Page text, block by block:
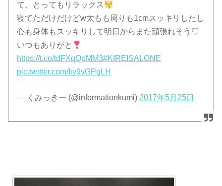
て、とってもリラックス
寝てただけだけどw太もも周りも1cmスッキリしたし
心も身体もスッキリして明日からまた頑張れそう♡
いつもありがと
https://t.co/tdFXqQpMM3#KIREISALONE
pic.twitter.com/Iiy9vGPgLH
— くみっきー (@informationkumi)2017年5月25日